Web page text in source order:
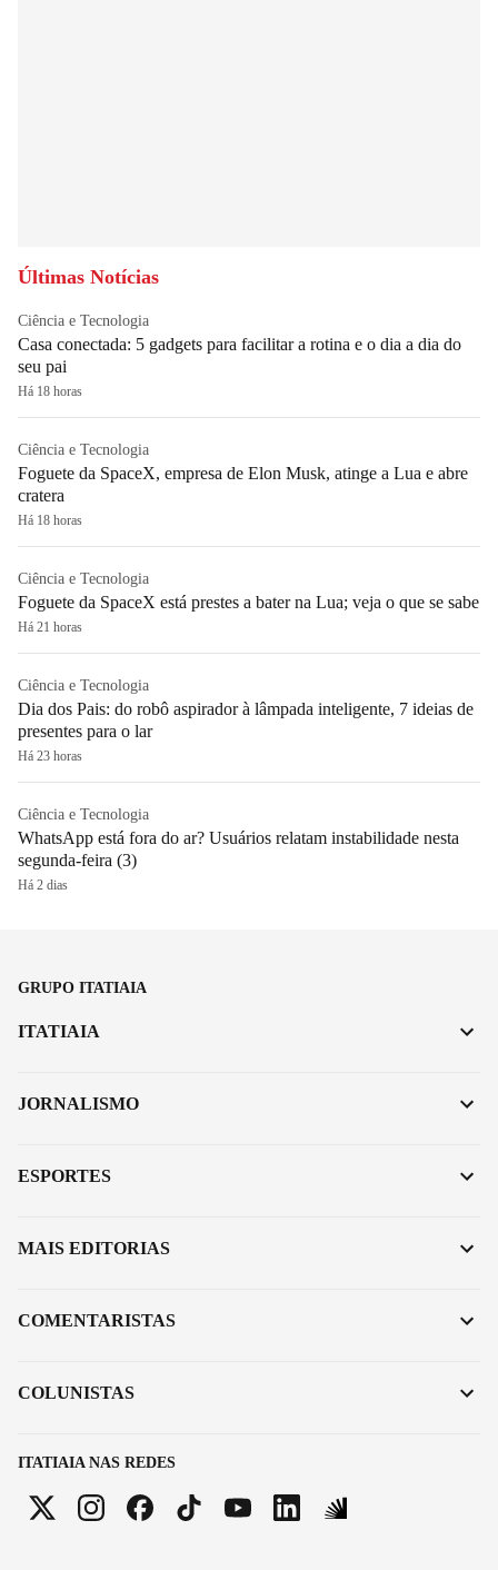
Últimas Notícias
Ciência e Tecnologia
Casa conectada: 5 gadgets para facilitar a rotina e o dia a dia do
seu pai
Há 18 horas
Ciência e Tecnologia
Foguete da SpaceX, empresa de Elon Musk, atinge a Lua e abre
cratera
Há 18 horas
Ciência e Tecnologia
Foguete da SpaceX está prestes a bater na Lua; veja o que se sabe
Há 21 horas
Ciência e Tecnologia
Dia dos Pais: do robô aspirador à lâmpada inteligente, 7 ideias de
presentes para o lar
Há 23 horas
Ciência e Tecnologia
WhatsApp está fora do ar? Usuários relatam instabilidade nesta
segunda-feira (3)
Há 2 dias
GRUPO ITATIAIA
ITATIAIA NAS REDES
ITATIAIA
JORNALISMO
ESPORTES
MAIS EDITORIAS
COMENTARISTAS
COLUNISTAS